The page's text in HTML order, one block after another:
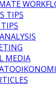
TIPS
MEDIA